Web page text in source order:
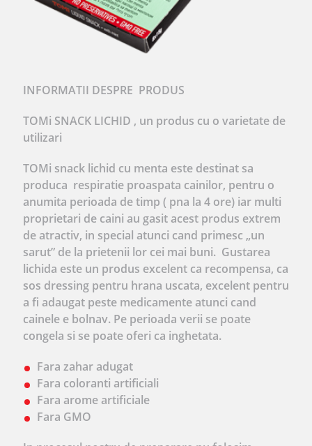
INFORMATII DESPRE PRODUS
TOMi SNACK LICHID , un produs cu o varietate de
utilizari
TOMi snack lichid cu menta este destinat sa
produca respiratie proaspata cainilor, pentru o
anumita perioada de timp ( pna la 4 ore) iar multi
proprietari de caini au gasit acest produs extrem
de atractiv, in special atunci cand primesc „un
sarut” de la prietenii lor cei mai buni. Gustarea
lichida este un produs excelent ca recompensa, ca
sos dressing pentru hrana uscata, excelent pentru
a fi adaugat peste medicamente atunci cand
cainele e bolnav. Pe perioada verii se poate
congela si se poate oferi ca inghetata.
Fara zahar adugat
Fara coloranti artificiali
Fara arome artificiale
Fara GMO